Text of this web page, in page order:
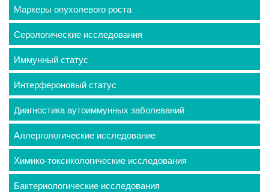
Маркеры опухолевого роста
Серологические исследования
Иммунный статус
Интерфероновый статус
Диагностика аутоиммунных заболеваний
Аллергологические исследование
Химико-токсикологические исследования
Бактериологические исследования